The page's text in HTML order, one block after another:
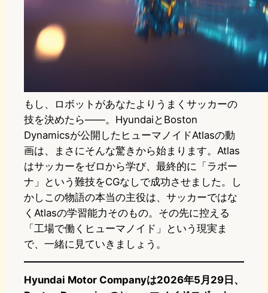
もし、ロボットがあなたよりうまくサッカーの
技を決めたら——。HyundaiとBoston
Dynamicsが公開したヒューマノイドAtlasの動
画は、まさにそんな驚きから始まります。Atlas
はサッカーをゼロから学び、最終的に「ラボー
ナ」という難技をCGなしで成功させました。し
かしこの物語の本当の主役は、サッカーではな
くAtlasの学習能力そのもの。その先に控える
「工場で働くヒューマノイド」という現実ま
で、一緒に見ていきましょう。
Hyundai Motor Companyは2026年5月29日、